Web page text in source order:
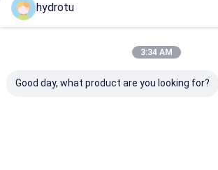
hydrotu
3:34 AM
Good day, what product are you looking for?